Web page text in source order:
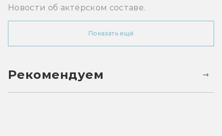
Новости об актёрском составе.
Показать ещё
Рекомендуем